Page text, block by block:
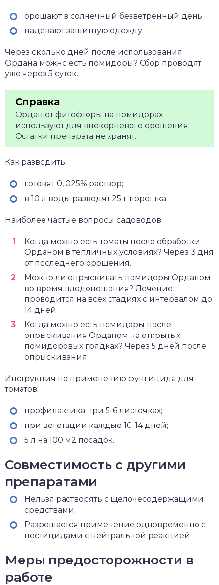
орошают в солнечный безветренный день;
надевают защитную одежду.
Через сколько дней после использования
Ордана можно есть помидоры? Сбор проводят
уже через 5 суток.
Ордан от фитофторы на помидорах
используют для внекорневого орошения.
Остатки препарата не хранят.
Как разводить:
готовят 0, 025% раствор;
в 10 л воды разводят 25 г порошка.
Наиболее частые вопросы садоводов:
Когда можно есть томаты после обработки
Орданом в тепличных условиях? Через 3 дня
от последнего орошения.
Можно ли опрыскивать помидоры Орданом
во время плодоношения? Лечение
проводится на всех стадиях с интервалом до
14 дней.
Когда можно есть помидоры после
опрыскивания Орданом на открытых
помидоровых грядках? Через 5 дней после
опрыскивания.
Инструкция по применению фунгицида для
томатов:
профилактика при 5-6 листочках;
при вегетации каждые 10-14 дней;
5 л на 100 м2 посадок.
Совместимость с другими
препаратами
Нельзя растворять с щелочесодержащими
средствами.
Разрешается применение одновременно с
пестицидами с нейтральной реакцией.
Меры предосторожности в
работе